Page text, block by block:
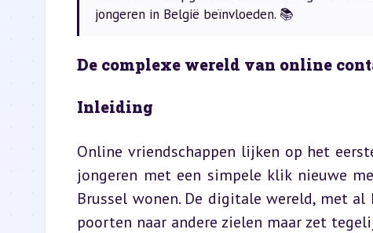
jongeren in België beïnvloeden. 📚
De complexe wereld van online
Inleiding
Online vriendschappen lijken op het
jongeren met een simpele klik nieuwe
Brussel wonen. De digitale wereld, met
poorten naar andere zielen maar zet